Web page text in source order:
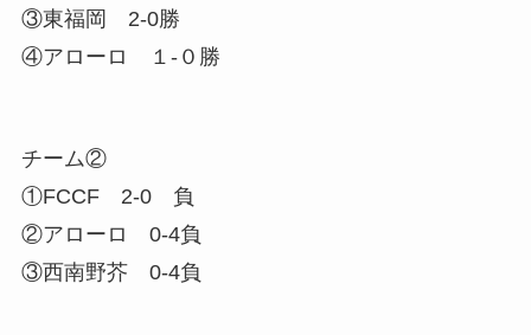
③東福岡 2-0勝
④アローロ １-０勝
チーム②
①FCCF 2-0 負
②アローロ 0-4負
③西南野芥 0-4負